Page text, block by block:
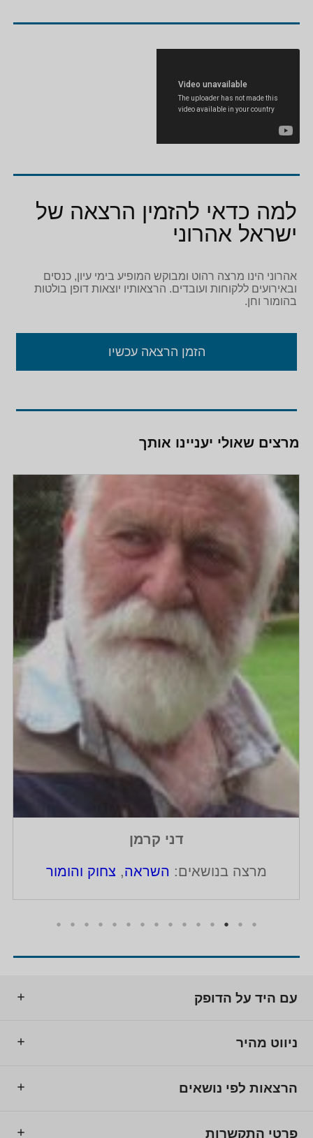
למה כדאי להזמין הרצאה של
ישראל אהרוני
אהרוני הינו מרצה רהוט ומבוקש המופיע בימי עיון, כנסים
ובאירועים ללקוחות ועובדים. הרצאותיו יוצאות דופן בולטות
בהומור וחן.
הזמן הרצאה עכשיו
מרצים שאולי יעניינו אותך
מרצה השראה,צחוק והומור
עם היד על הדופק
ניווט מהיר
הרצאות לפי נושאים
פרטי התקשרות